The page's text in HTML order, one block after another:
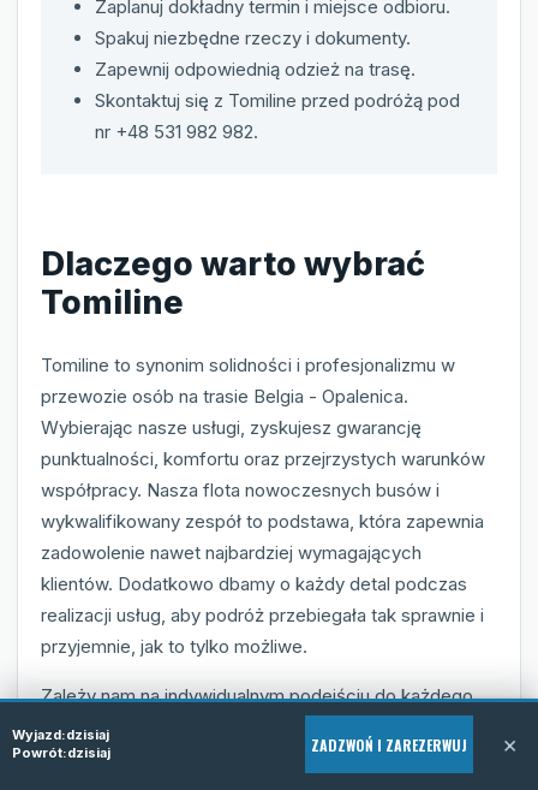
Zaplanuj dokładny termin i miejsce odbioru.
Spakuj niezbędne rzeczy i dokumenty.
Zapewnij odpowiednią odzież na trasę.
Skontaktuj się z Tomiline przed podróżą pod
nr +48 531 982 982.
Dlaczego warto wybrać
Tomiline
Tomiline to synonim solidności i profesjonalizmu w
przewozie osób na trasie Belgia - Opalenica.
Wybierając nasze usługi, zyskujesz gwarancję
punktualności, komfortu oraz przejrzystych warunków
współpracy. Nasza flota nowoczesnych busów i
wykwalifikowany zespół to podstawa, która zapewnia
zadowolenie nawet najbardziej wymagających
klientów. Dodatkowo dbamy o każdy detal podczas
realizacji usług, aby podróż przebiegała tak sprawnie i
przyjemnie, jak to tylko możliwe.
Zależy nam na indywidualnym podejściu do każdego
pasażera, dlatego oferujemy możliwość dostosowania
usługi do Twoich oczekiwań. Nasza oferta door-to-
Wyjazd:dzisiaj
Powrót:dzisiaj ZADZWOŃ I ZAREZERWUJ ×